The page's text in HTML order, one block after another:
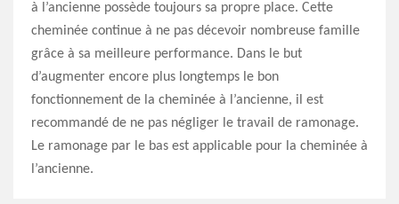
à l’ancienne possède toujours sa propre place. Cette
cheminée continue à ne pas décevoir nombreuse famille
grâce à sa meilleure performance. Dans le but
d’augmenter encore plus longtemps le bon
fonctionnement de la cheminée à l’ancienne, il est
recommandé de ne pas négliger le travail de ramonage.
Le ramonage par le bas est applicable pour la cheminée à
l’ancienne.